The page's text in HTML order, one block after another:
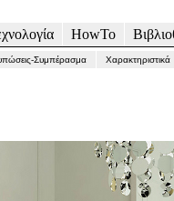
HowTo
Συμπέρασμα Χαρακτηριστικά